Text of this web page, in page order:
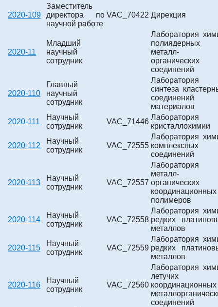
2020-109
Заместитель
директора по
научной работе
VAC_70422 Дирекция
2020-11
Младший
научный
сотрудник
Лаборатория
полиядерных
металл-
органических
соединений
2020-110
Главный
научный
сотрудник
Лаборатория
синтеза
соединений
материалов
2020-111
Научный
сотрудник
VAC_71446
Лаборатория
кристаллохимии
2020-112
Научный
сотрудник
VAC_72555
Лаборатория
комплексных
соединений
2020-113
Научный
сотрудник
VAC_72557
Лаборатория
металл-
органических
координационных
полимеров
2020-114
Научный
сотрудник
VAC_72558
Лаборатория
редких
металлов
2020-115
Научный
сотрудник
VAC_72559
Лаборатория
редких
металлов
2020-116
Научный
сотрудник
VAC_72560
Лаборатория
летучих
соединений